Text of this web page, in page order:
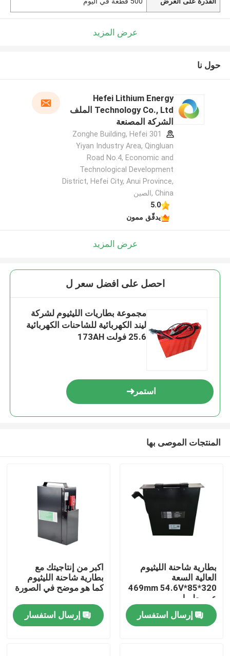
بيت
منتجات
عرض المزيد
حول نا
Hefei Lithium Energy
Technology Co., Ltd الملف
الشركة المصنعة
301 Zonghe Building, Hefei
Yiyan Industry Area, Qingluan
Road No.4, Economic and
Technological Development
District, Hefei City, Anui Province,
China ,الصين
5.0
يدقّق ممون
عرض المزيد
احصل على افضل سعر ل
مجموعة بطاريات الليثيوم لشركة
ليند الكهربائية للشاحنات الكهربائية
25.6 فولت 173AH
استمر
المنتجات الموصى بها
بطارية شاحنة الليثيوم
العالية السعة
320*85*469mm 54.6V
عمر طويل
إرسال استفسار
اكبر من إنتاجيتك مع
بطارية شاحنة الليثيوم
كما هو موضح في الصورة
إرسال استفسار